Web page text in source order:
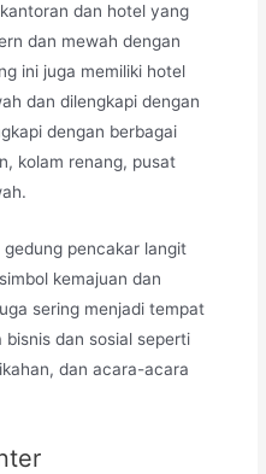
dan hotel yang
dan mewah dengan
ini juga memiliki hotel
dan dilengkapi dengan
dengan berbagai
kolam renang, pusat
pencakar langit
kemajuan dan
sering menjadi tempat
dan sosial seperti
dan acara-acara